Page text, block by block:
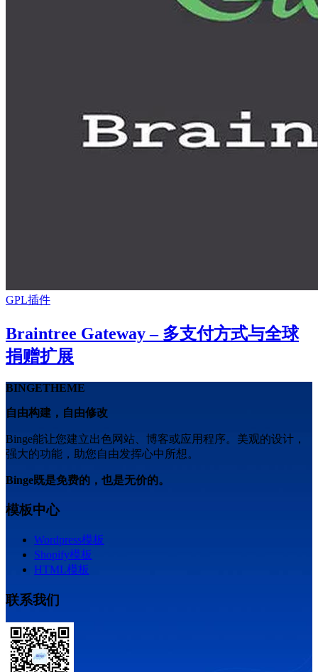
GPL插件
Braintree Gateway – 多支付方式与全球
捐赠扩展
BINGETHEME
自由构建，自由修改
Binge能让您建立出色网站、博客或应用程序。美观的设计，
强大的功能，助您自由发挥心中所想。
Binge既是免费的，也是无价的。
模板中心
Wordpress模板
Shopify模板
HTML模板
联系我们